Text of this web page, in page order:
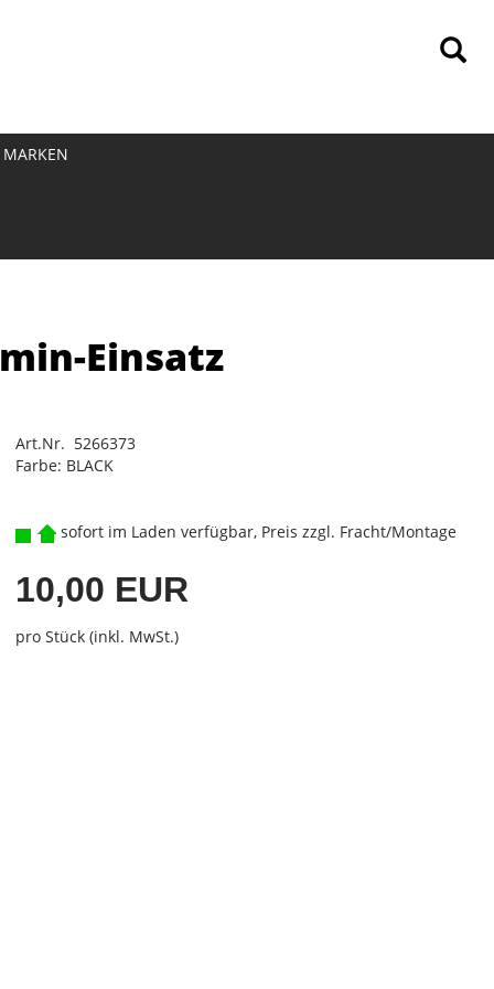
MARKEN
Einsatz
Art.Nr. 5266373
Farbe: BLACK
sofort im Laden verfügbar, Preis zzgl. Fracht/Montage
10,00 EUR
pro Stück (inkl. MwSt.)